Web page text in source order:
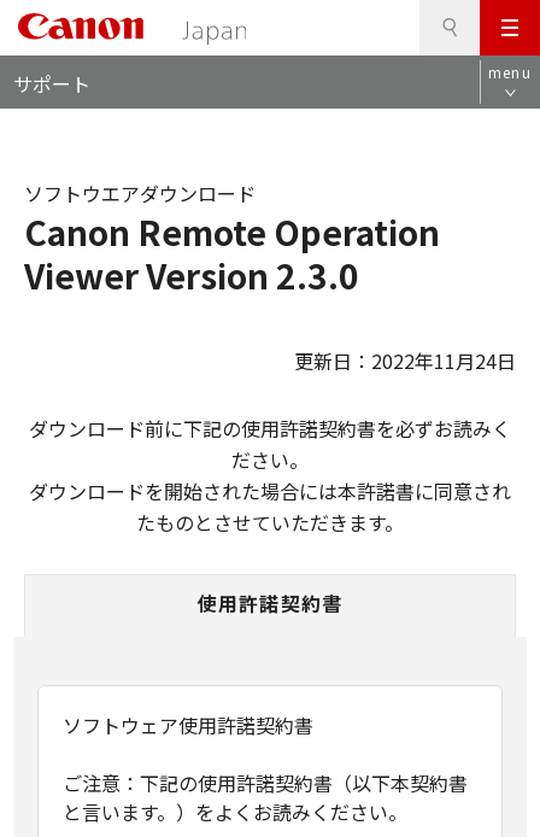
メ
ニ
ュ
サポート menu
Canon Remote Operation
Viewer Version 2.3.0
ソフトウエアダウンロード
更新日：2022年11月24日
ダウンロード前に下記の使用許諾契約書を必ずお読みく
ださい。
ダウンロードを開始された場合には本許諾書に同意され
たものとさせていただきます。
使用許諾契約書
ソフトウェア使用許諾契約書
ご注意：下記の使用許諾契約書（以下本契約書
と言います。）をよくお読みください。